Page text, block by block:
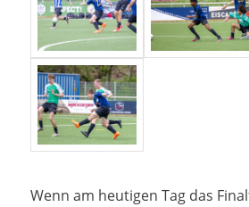
Wenn am heutigen Tag das